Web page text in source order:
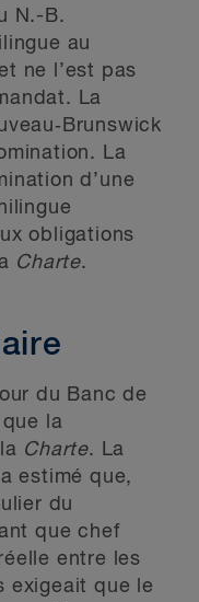
N.-B.
au
ne l’est pas
La
La
d’une
obligations
Charte.
du Banc de
la
Charte. La
estimé que,
du
que chef
entre les
exigeait que le